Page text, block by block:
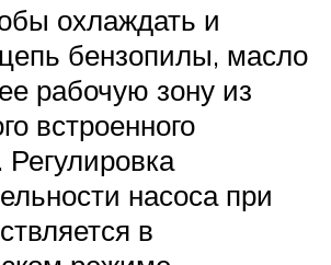
охлаждать и
бензопилы, масло
рабочую зону из
встроенного
Регулировка
насоса при
в